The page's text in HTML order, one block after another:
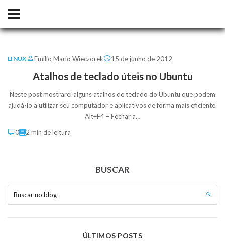
LINUX Emilio Mario Wieczorek 15 de junho de 2012
Atalhos de teclado úteis no Ubuntu
Neste post mostrarei alguns atalhos de teclado do Ubuntu que podem
ajudá-lo a utilizar seu computador e aplicativos de forma mais eficiente.
Alt+F4 – Fechar a…
0
2 min de leitura
BUSCAR
Buscar no blog
ÚLTIMOS POSTS